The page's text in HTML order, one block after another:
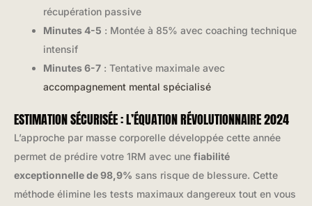
récupération passive
Minutes 4-5 : Montée à 85% avec coaching technique
intensif
Minutes 6-7 : Tentative maximale avec
accompagnement mental spécialisé
ESTIMATION SÉCURISÉE : L’ÉQUATION RÉVOLUTIONNAIRE 2024
L’approche par masse corporelle développée cette année
permet de prédire votre 1RM avec une fiabilité
exceptionnelle de 98,9% sans risque de blessure. Cette
méthode élimine les tests maximaux dangereux tout en vous